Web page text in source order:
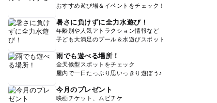
おすすめ遊び場＆イベントをチェック！
暑さに負けずに全力水遊び！
年齢別や人気アトラクション情報など
子ども大満足のプール＆水遊びスポット
雨でも遊べる場所！
全天候型スポットをチェック
屋内で一日たっぷり思いっきり遊ぼう♪
今月のプレゼント
映画チケット、ムビチケ